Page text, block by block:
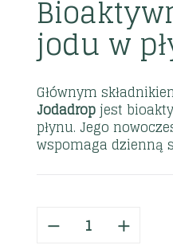
jodu w
Głównym
Jodadropjest
płynu. Jego
wspomaga dzienną